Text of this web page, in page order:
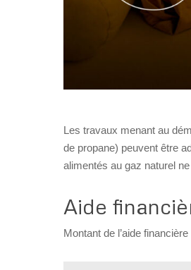
Les travaux menant au
de propane) peuvent être
alimentés au gaz naturel
Aide
Montant de l’aide